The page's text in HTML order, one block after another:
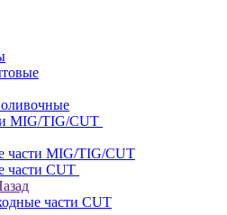
MIG/TIG/CUT
части MIG/TIG/CUT
части CUT
части CUT